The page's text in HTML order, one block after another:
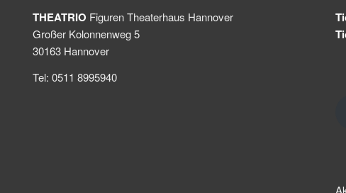
THEATRIO Figuren Theaterhaus Hannover
Großer Kolonnenweg 5
30163 Hannover
Tel: 0511 8995940